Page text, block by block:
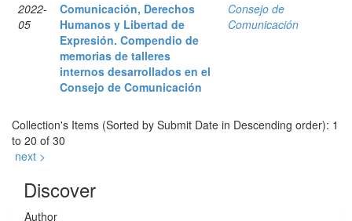
2022-
05
Comunicación, Derechos
Humanos y Libertad de
Expresión. Compendio de
memorias de talleres
internos desarrollados en el
Consejo de Comunicación
Consejo de
Comunicación
Collection's Items (Sorted by Submit Date in Descending order): 1
to 20 of 30
next >
Discover
Author